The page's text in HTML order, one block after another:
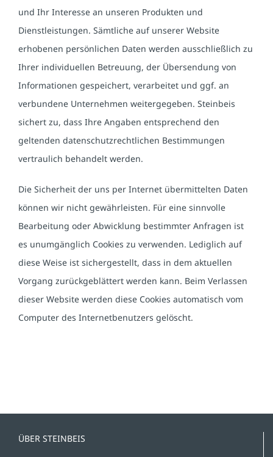
und Ihr Interesse an unseren Produkten und
Dienstleistungen. Sämtliche auf unserer Website
erhobenen persönlichen Daten werden ausschließlich zu
Ihrer individuellen Betreuung, der Übersendung von
Informationen gespeichert, verarbeitet und ggf. an
verbundene Unternehmen weitergegeben. Steinbeis
sichert zu, dass Ihre Angaben entsprechend den
geltenden datenschutzrechtlichen Bestimmungen
vertraulich behandelt werden.
Die Sicherheit der uns per Internet übermittelten Daten
können wir nicht gewährleisten. Für eine sinnvolle
Bearbeitung oder Abwicklung bestimmter Anfragen ist
es unumgänglich Cookies zu verwenden. Lediglich auf
diese Weise ist sichergestellt, dass in dem aktuellen
Vorgang zurückgeblättert werden kann. Beim Verlassen
dieser Website werden diese Cookies automatisch vom
Computer des Internetbenutzers gelöscht.
ÜBER STEINBEIS